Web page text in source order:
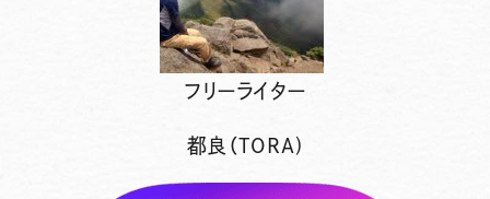
フリーライター
都良（TORA)